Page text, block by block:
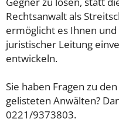
Rechtsanwalt als
ermöglicht es Ihnen
juristischer Leitung
entwickeln.
Sie haben Fragen zu
gelisteten Anwälten?
0221/9373803.